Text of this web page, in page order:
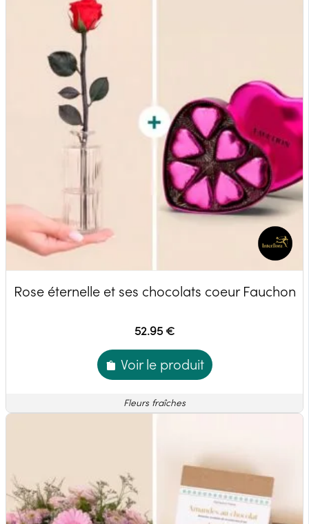
Rose éternelle et ses chocolats coeur Fauchon
52.95 €
Voir le produit
Fleurs fraîches